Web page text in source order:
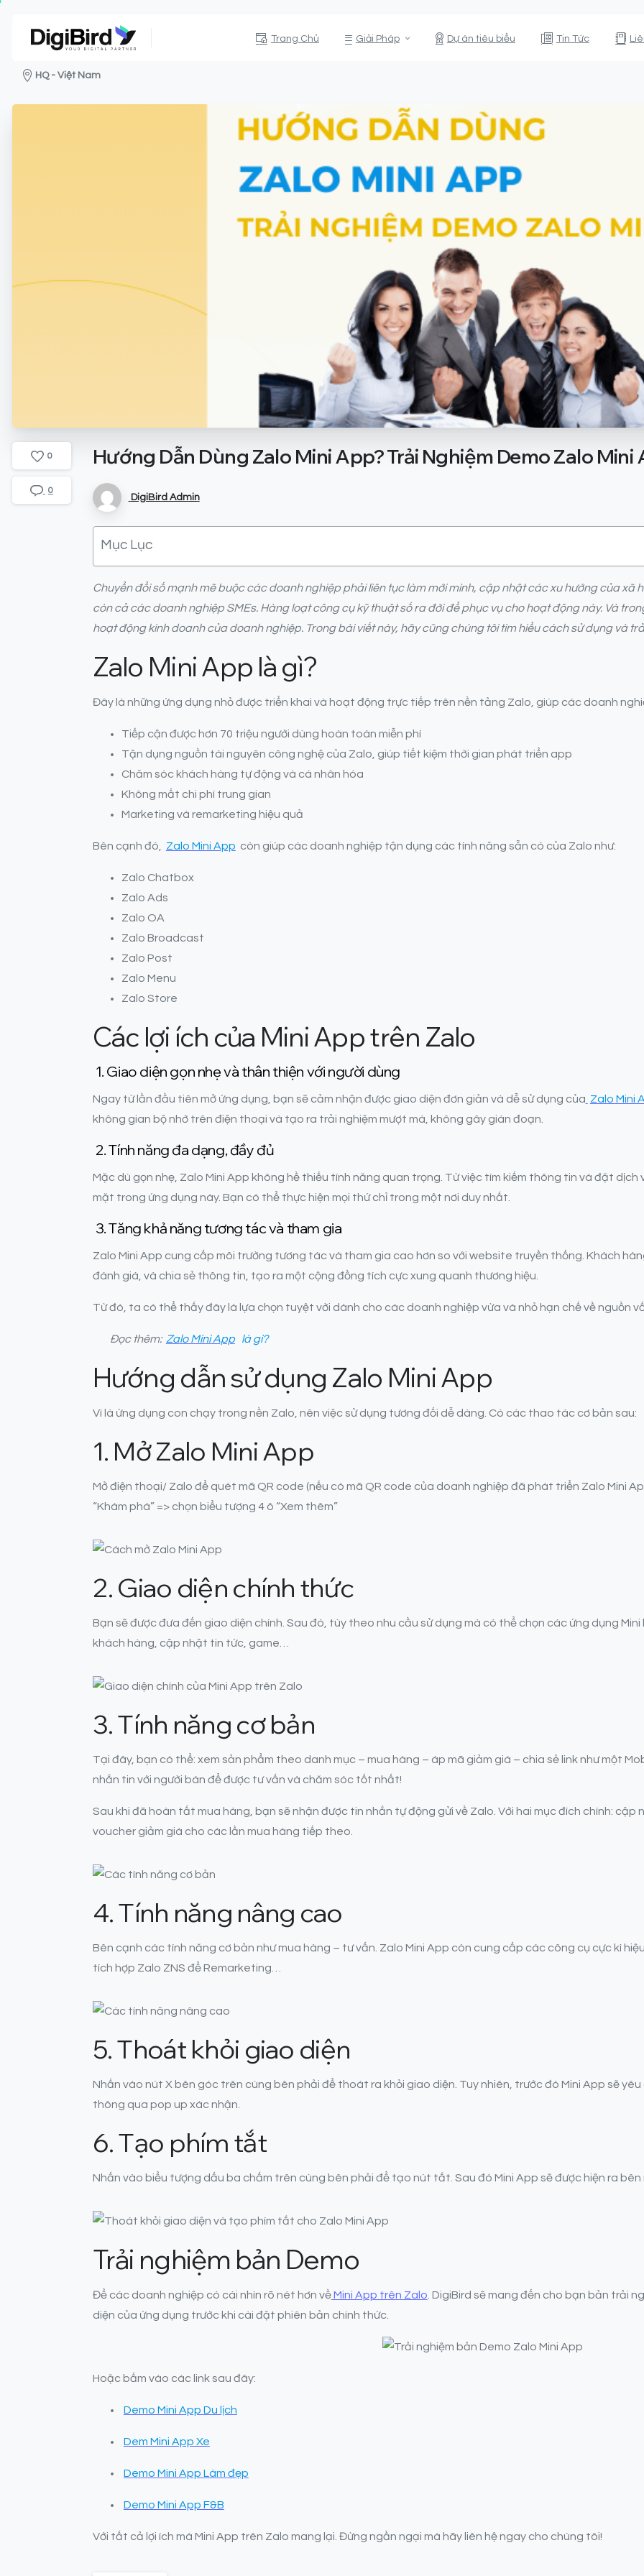
Trang Chủ Giải Pháp Dự án tiêu biểu Tin Tức
HQ - Việt Nam
0
0
Hướng Dẫn Dùng Zalo MiniApp?Trải Nghiệm DemoZalo Mini
DigiBird Admin
Mục Lục
Chuyển đổi số mạnh mẽ buộc các doanh nghiệp phải liên tục làm mới mình, cập nhật các xu hướng của xã
còn cả các doanh nghiệp SMEs. Hàng loạt công cụ kỹ thuật số ra đời để phục vụ cho hoạt động này. Và
hoạt động kinh doanh của doanh nghiệp. Trong bài viết này, hãy cũng chúng tôi tìm hiểu cách sử dụng và
Zalo Mini App là gì?
Đây là những ứng dụng nhỏ được triển khai và hoạt động trực tiếp trên nền tảng Zalo, giúp các doanh
Tiếp cận được hơn 70 triệu người dùng hoàn toàn miễn phí
Tận dụng nguồn tài nguyên công nghệ của Zalo, giúp tiết kiệm thời gian phát triển app
Chăm sóc khách hàng tự động và cá nhân hóa
Không mất chi phí trung gian
Marketing và remarketing hiệu quả
Bên cạnh đó, Zalo Mini App còn giúp các doanh nghiệp tận dụng các tính năng sẵn có của Zalo như:
Zalo Chatbox
Zalo Ads
Zalo OA
Zalo Broadcast
Zalo Post
Zalo Menu
Zalo Store
Các lợi ích của Mini App trên Zalo
1. Giao diện gọn nhẹ và thân thiện với người dùng
Ngay từ lần đầu tiên mở ứng dụng, bạn sẽ cảm nhận được giao diện đơn giản và dễ sử dụng của Zalo Mini
không gian bộ nhớ trên điện thoại và tạo ra trải nghiệm mượt mà, không gây gián đoạn.
2. Tính năng đa dạng, đầy đủ
Mặc dù gọn nhẹ, Zalo Mini App không hề thiếu tính năng quan trọng. Từ việc tìm kiếm thông tin và đặt
mặt trong ứng dụng này. Bạn có thể thực hiện mọi thứ chỉ trong một nơi duy nhất.
3. Tăng khả năng tương tác và tham gia
Zalo Mini App cung cấp môi trường tương tác và tham gia cao hơn so với website truyền thống. Khách
đánh giá, và chia sẻ thông tin, tạo ra một cộng đồng tích cực xung quanh thương hiệu.
Từ đó, ta có thể thấy đây là lựa chọn tuyệt vời dành cho các doanh nghiệp vừa và nhỏ hạn chế về nguồn
Đọc thêm: Zalo Mini App là gì?
Hướng dẫn sử dụng Zalo Mini App
Vì là ứng dụng con chạy trong nền Zalo, nên việc sử dụng tương đối dễ dàng. Có các thao tác cơ bản sau:
1. Mở Zalo Mini App
Mở điện thoại/ Zalo để quét mã QR code (nếu có mã QR code của doanh nghiệp đã phát triển Zalo Mini
“Khám phá” => chọn biểu tượng 4 ô “Xem thêm”
2. Giao diện chính thức
Bạn sẽ được đưa đến giao diện chính. Sau đó, tùy theo nhu cầu sử dụng mà có thể chọn các ứng dụng
khách hàng, cập nhật tin tức, game…
3. Tính năng cơ bản
Tại đây, bạn có thể: xem sản phẩm theo danh mục – mua hàng – áp mã giảm giá – chia sẻ link như một
nhắn tin với người bán để được tư vấn và chăm sóc tốt nhất!
Sau khi đã hoàn tất mua hàng, bạn sẽ nhận được tin nhắn tự động gửi về Zalo. Với hai mục đích chính:
voucher giảm giá cho các lần mua hàng tiếp theo.
4. Tính năng nâng cao
Bên cạnh các tính năng cơ bản như mua hàng – tư vấn. Zalo Mini App còn cung cấp các công cụ cực kì
tích hợp Zalo ZNS để Remarketing…
5. Thoát khỏi giao diện
Nhấn vào nút X bên góc trên cùng bên phải để thoát ra khỏi giao diện. Tuy nhiên, trước đó Mini App sẽ
thông qua pop up xác nhận.
6. Tạo phím tắt
Nhấn vào biểu tượng dấu ba chấm trên cùng bên phải để tạo nút tắt. Sau đó Mini App sẽ được hiện ra
Trải nghiệm bản Demo
Để các doanh nghiệp có cái nhìn rõ nét hơn vềMini App trên Zalo. DigiBird sẽ mang đến cho bạn bản trải
diện của ứng dụng trước khi cài đặt phiên bản chính thức.
Hoặc bấm vào các link sau đây:
Demo Mini App Du lịch
Dem Mini App Xe
Demo Mini App Làm đẹp
Demo Mini App F&B
Với tất cả lợi ích mà Mini App trên Zalo mang lại. Đừng ngần ngại mà hãy liên hệ ngay cho chúng tôi!